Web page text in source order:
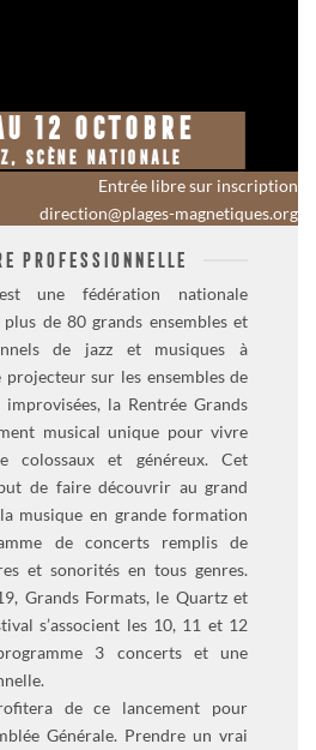
12 OCTOBRE
SCÈNE NATIONALE
Entrée libresur inscription
direction@plages-magnetiques.org
PROFESSIONNELLE
une fédération nationale
de 80 grands ensembles et
de jazz et musiques à
sur les ensembles de
la Rentrée Grands
musical unique pour vivre
colossaux et généreux. Cet
de faire découvrir au grand
musique en grande formation
de concerts remplis de
et sonorités en tous genres.
Grands Formats, le Quartz et
s’associent les 10, 11 et 12
3 concerts et une
de ce lancement pour
Générale. Prendre un vrai